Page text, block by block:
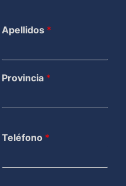
Apellidos *
Provincia *
Teléfono *